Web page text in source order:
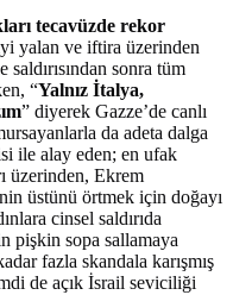
tecavüzde rekor
yalan ve iftira üzerinden
sonra tüm
“Yalnız İtalya,
” diyerek Gazze’de canlı
da adeta dalga
ile alay eden; en ufak
üzerinden, Ekrem
üstünü örtmek için doğayı
cinsel saldırıda
pişkin sopa sallamaya
fazla skandala karışmış
de açık İsrail seviciliği